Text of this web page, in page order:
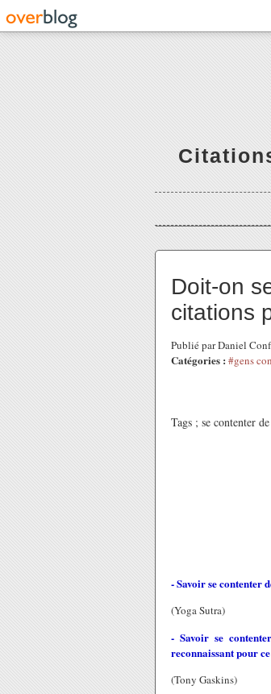
Doit-on
citations
Publié par Daniel
Catégories : #gens
Tags ; se contenter
- Savoir se contenter
(Yoga Sutra)
- Savoir se
reconnaissant pour
(Tony Gaskins)